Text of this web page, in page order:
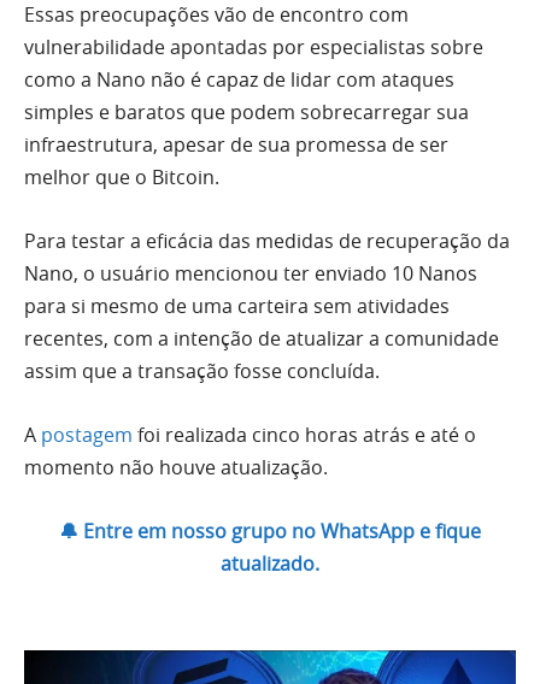
Essas preocupações vão de encontro com
vulnerabilidade apontadas por especialistas sobre
como a Nano não é capaz de lidar com ataques
simples e baratos que podem sobrecarregar sua
infraestrutura, apesar de sua promessa de ser
melhor que o Bitcoin.
Para testar a eficácia das medidas de recuperação da
Nano, o usuário mencionou ter enviado 10 Nanos
para si mesmo de uma carteira sem atividades
recentes, com a intenção de atualizar a comunidade
assim que a transação fosse concluída.
A postagem foi realizada cinco horas atrás e até o
momento não houve atualização.
🔔 Entre em nosso grupo no WhatsApp e fique
atualizado.